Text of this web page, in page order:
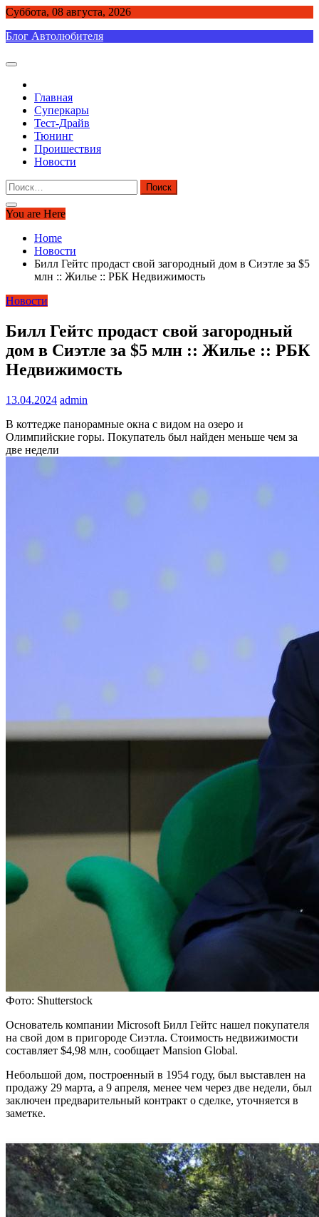
Skip
content
Суббота, 08 августа, 2026
Блог Автолюбителя
Главная
Суперкары
Тест-Драйв
Тюнинг
Проишествия
Новости
Найти:
You are Here
Home
Новости
Билл Гейтс продаст свой загородный дом в Сиэтле за $5
млн :: Жилье :: РБК Недвижимость
Новости
Билл Гейтс продаст свой загородный
дом в Сиэтле за $5 млн :: Жилье :: РБК
Недвижимость
13.04.2024 admin
В коттедже панорамные окна с видом на озеро и
Олимпийские горы. Покупатель был найден меньше чем за
две недели
Фото: Shutterstock
Основатель компании Microsoft Билл Гейтс нашел покупателя
на свой дом в пригороде Сиэтла. Стоимость недвижимости
составляет $4,98 млн, сообщает Mansion Global.
Небольшой дом, построенный в 1954 году, был выставлен на
продажу 29 марта, а 9 апреля, менее чем через две недели, был
заключен предварительный контракт о сделке, уточняется в
заметке.